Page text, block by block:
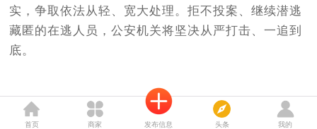
实，争取依法从轻、宽大处理。拒不投案、继续潜逃
藏匿的在逃人员，公安机关将坚决从严打击、一追到
底。
首页 商家 发布信息 头条 我的